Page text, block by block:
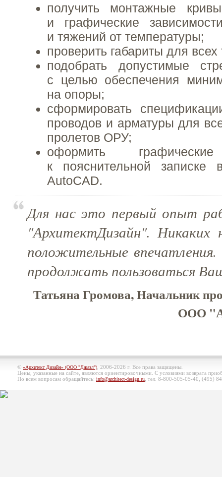
получить монтажные
и графические
и тяжений от температуры;
проверить габариты для всех
подобрать допустимые
с целью обеспечения
на опоры;
сформировать
проводов и арматуры для
пролетов ОРУ;
оформить
к пояснительной
AutoCAD.
Для нас это первый опыт
"АрхитектДизайн". Никаких
положительные
продолжать пользоваться
Татьяна Громова, Начальник
ООО
© «Архитект Дизайн» (ООО "Джазл") , 2006-2026 г. Все права защищены.
Цены, указанные на сайте, являются ориентировочными. С условиями возврата
По всем вопросам обращайтесь: info@architect-design.ru , тел. 8-800-505-05-40, (495)